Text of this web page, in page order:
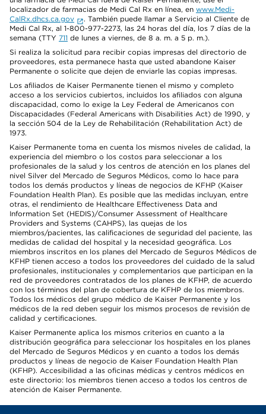
localizador de farmacias de Medi Cal Rx en línea, en www.Medi-
CalRx.dhcs.ca.gov
. También puede llamar a Servicio al Cliente de
Medi Cal Rx, al 1-800-977-2273, las 24 horas del día, los 7 días de la
semana (TTY 711 de lunes a viernes, de 8 a. m. a 5 p. m.).
Si realiza la solicitud para recibir copias impresas del directorio de
proveedores, esta permanece hasta que usted abandone Kaiser
Permanente o solicite que dejen de enviarle las copias impresas.
Los afiliados de Kaiser Permanente tienen el mismo y completo
acceso a los servicios cubiertos, incluidos los afiliados con alguna
discapacidad, como lo exige la Ley Federal de Americanos con
Discapacidades (Federal Americans with Disabilities Act) de 1990, y
la sección 504 de la Ley de Rehabilitación (Rehabilitation Act) de
1973.
Kaiser Permanente toma en cuenta los mismos niveles de calidad, la
experiencia del miembro o los costos para seleccionar a los
profesionales de la salud y los centros de atención en los planes del
nivel Silver del Mercado de Seguros Médicos, como lo hace para
todos los demás productos y líneas de negocios de KFHP (Kaiser
Foundation Health Plan). Es posible que las medidas incluyan, entre
otras, el rendimiento de Healthcare Effectiveness Data and
Information Set (HEDIS)/Consumer Assessment of Healthcare
Providers and Systems (CAHPS), las quejas de los
miembros/pacientes, las calificaciones de seguridad del paciente, las
medidas de calidad del hospital y la necesidad geográfica. Los
miembros inscritos en los planes del Mercado de Seguros Médicos de
KFHP tienen acceso a todos los proveedores del cuidado de la salud
profesionales, institucionales y complementarios que participan en la
red de proveedores contratados de los planes de KFHP, de acuerdo
con los términos del plan de cobertura de KFHP de los miembros.
Todos los médicos del grupo médico de Kaiser Permanente y los
médicos de la red deben seguir los mismos procesos de revisión de
calidad y certificaciones.
Kaiser Permanente aplica los mismos criterios en cuanto a la
distribución geográfica para seleccionar los hospitales en los planes
del Mercado de Seguros Médicos y en cuanto a todos los demás
productos y líneas de negocio de Kaiser Foundation Health Plan
(KFHP). Accesibilidad a las oficinas médicas y centros médicos en
este directorio: los miembros tienen acceso a todos los centros de
atención de Kaiser Permanente.